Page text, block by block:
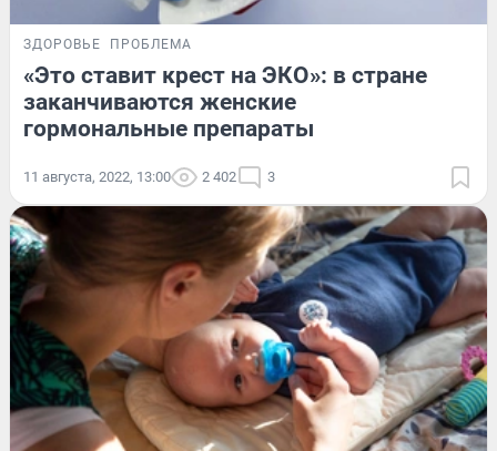
ЗДОРОВЬЕ ПРОБЛЕМА
«Это ставит крест на ЭКО»: в стране
заканчиваются женские
гормональные препараты
11 августа, 2022, 13:00 2 402 3